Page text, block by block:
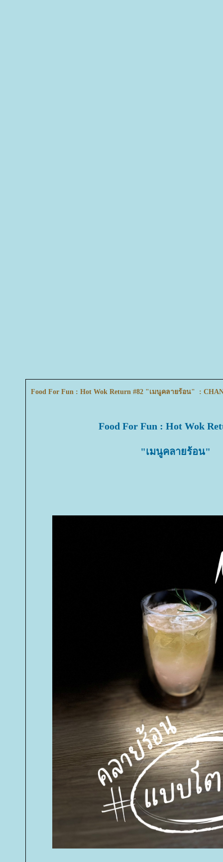
Food For Fun : Hot Wok Return #82 "เมนูคลายร้อน" :
Food For Fun : Hot Wok
"เมนูคลายร้อน"